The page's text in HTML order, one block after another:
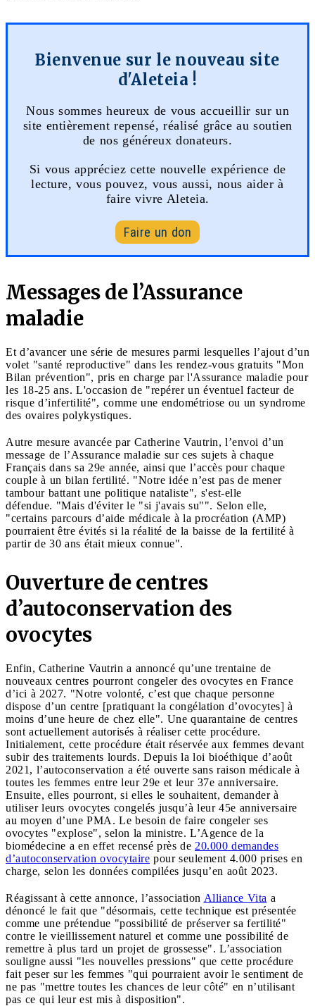
Bienvenue sur le nouveau site
d'Aleteia !
Nous sommes heureux de vous accueillir sur un
site entièrement repensé, réalisé grâce au soutien
de nos généreux donateurs.
Si vous appréciez cette nouvelle expérience de
lecture, vous pouvez, vous aussi, nous aider à
faire vivre Aleteia.
Faire un don
Messages de l’Assurance
maladie
Et d’avancer une série de mesures parmi lesquelles l’ajout d’un
volet "santé reproductive" dans les rendez-vous gratuits "Mon
Bilan prévention", pris en charge par l'Assurance maladie pour
les 18-25 ans. L'occasion de "repérer un éventuel facteur de
risque d’infertilité", comme une endométriose ou un syndrome
des ovaires polykystiques.
Autre mesure avancée par Catherine Vautrin, l’envoi d’un
message de l’Assurance maladie sur ces sujets à chaque
Français dans sa 29e année, ainsi que l’accès pour chaque
couple à un bilan fertilité. "Notre idée n’est pas de mener
tambour battant une politique nataliste", s'est-elle
défendue. "Mais d'éviter le "si j'avais su"". Selon elle,
"certains parcours d’aide médicale à la procréation (AMP)
pourraient être évités si la réalité de la baisse de la fertilité à
partir de 30 ans était mieux connue".
Ouverture de centres
d’autoconservation des
ovocytes
Enfin, Catherine Vautrin a annoncé qu’une trentaine de
nouveaux centres pourront congeler des ovocytes en France
d’ici à 2027. "Notre volonté, c’est que chaque personne
dispose d’un centre [pratiquant la congélation d’ovocytes] à
moins d’une heure de chez elle". Une quarantaine de centres
sont actuellement autorisés à réaliser cette procédure.
Initialement, cette procédure était réservée aux femmes devant
subir des traitements lourds. Depuis la loi bioéthique d’août
2021, l’autoconservation a été ouverte sans raison médicale à
toutes les femmes entre leur 29e et leur 37e anniversaire.
Ensuite, elles pourront, si elles le souhaitent, demander à
utiliser leurs ovocytes congelés jusqu’à leur 45e anniversaire
au moyen d’une PMA. Le besoin de faire congeler ses
ovocytes "explose", selon la ministre. L’Agence de la
biomédecine a en effet recensé près de 20.000 demandes
d’autoconservation ovocytaire pour seulement 4.000 prises en
charge, selon les données compilées jusqu’en août 2023.
Réagissant à cette annonce, l’association Alliance Vita a
dénoncé le fait que "désormais, cette technique est présentée
comme une prétendue "possibilité de préserver sa fertilité"
contre le vieillissement naturel et comme une possibilité de
remettre à plus tard un projet de grossesse". L’association
souligne aussi "les nouvelles pressions" que cette procédure
fait peser sur les femmes "qui pourraient avoir le sentiment de
ne pas "mettre toutes les chances de leur côté" en n’utilisant
pas ce qui leur est mis à disposition".